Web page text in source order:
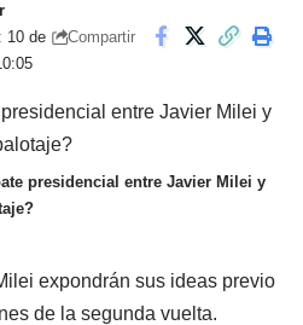
10 de
Compartir
presidencial entre Javier Milei y
expondrán sus ideas previo
de la segunda vuelta.